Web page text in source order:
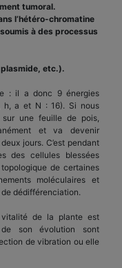
tumoral.
l’hétéro-chromatine
à des processus
plasmide, etc.).
: il a donc 9 énergies
h, a et N : 16). Si nous
une feuille de pois,
et va devenir
jours. C’est pendant
des cellules blessées
de certaines
moléculaires et
dédifférenciation.
de la plante est
de son évolution sont
de vibration ou elle